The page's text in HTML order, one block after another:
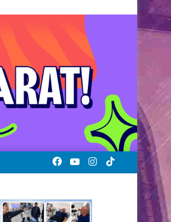
TikTok
Instagram
YouTube
Facebook